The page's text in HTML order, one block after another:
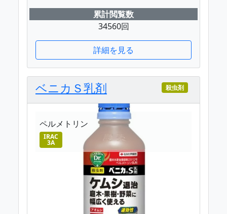
累計閲覧数
34560回
詳細を見る
ベニカＳ乳剤 殺虫剤
ペルメトリン
IRAC
3A